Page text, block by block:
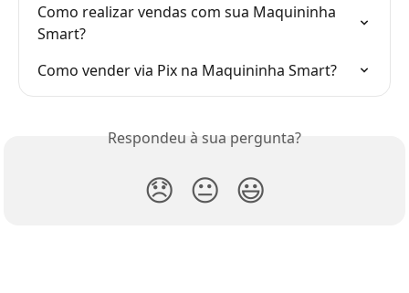
Como realizar vendas com sua Maquininha
Smart?
Como vender via Pix na Maquininha Smart?
Respondeu à sua pergunta?
😞 😐 😃